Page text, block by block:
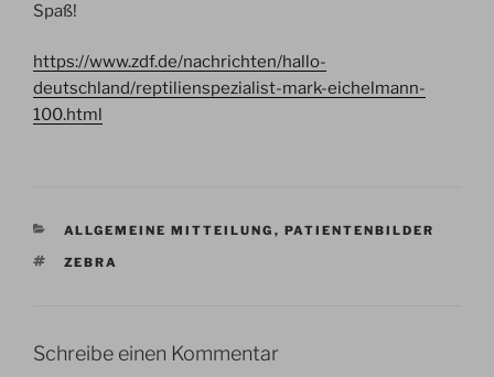
Spaß!
https://www.zdf.de/nachrichten/hallo-
deutschland/reptilienspezialist-mark-eichelmann-
100.html
KATEGORIEN
ALLGEMEINE MITTEILUNG , PATIENTENBILDER
SCHLAGWÖRTER
ZEBRA
Schreibe einen Kommentar